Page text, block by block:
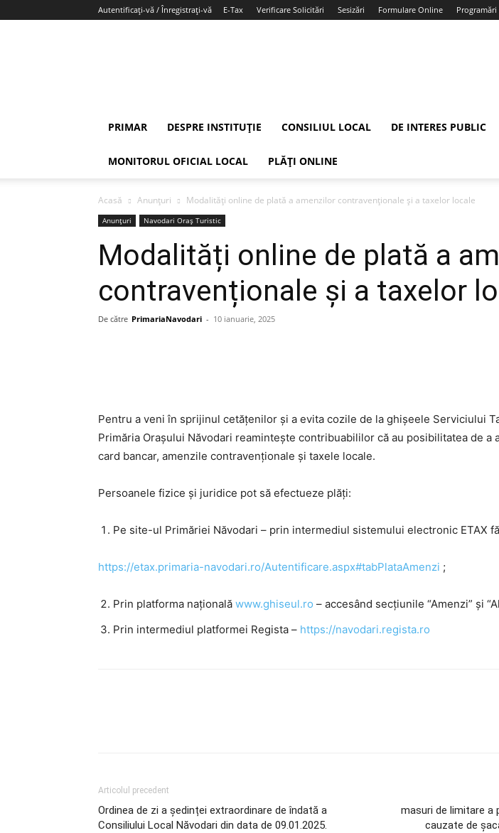
Autentificați-vă / Înregistrați-vă E-Tax Verificare Solicitări Sesizări Formulare Online
PRIMAR DESPRE INSTITUȚIE CONSILIUL LOCAL DE INTERES PUBLIC
MONITORUL OFICIAL LOCAL PLĂȚI ONLINE
Acasă Anunțuri Modalități online de plată a amenzilor contravenționale și a taxelor locale
Anunțuri Navodari Oraș Turistic
Modalități online de plată a
contravenționale și a taxelor
De către PrimariaNavodari - 10 ianuarie, 2025
Pentru a veni în sprijinul cetățenilor și a evita cozile de la ghișeele Serviciului
Primăria Orașului Năvodari reamintește contribuabililor că au posibilitatea de a
card bancar, amenzile contravenționale și taxele locale.
Persoanele fizice și juridice pot să efectueze plăți:
Pe site-ul Primăriei Năvodari – prin intermediul sistemului electronic ETAX
https://etax.primaria-navodari.ro/Autentificare.aspx#tabPlataAmenzi ;
Prin platforma națională www.ghiseul.ro – accesând secțiunile “Amenzi” și
Prin intermediul platformei Regista – https://navodari.regista.ro
Articolul precedent
Ordinea de zi a ședinței extraordinare de îndată a
Consiliului Local Năvodari din data de 09.01.2025.
masuri de limitare a
cauzate de